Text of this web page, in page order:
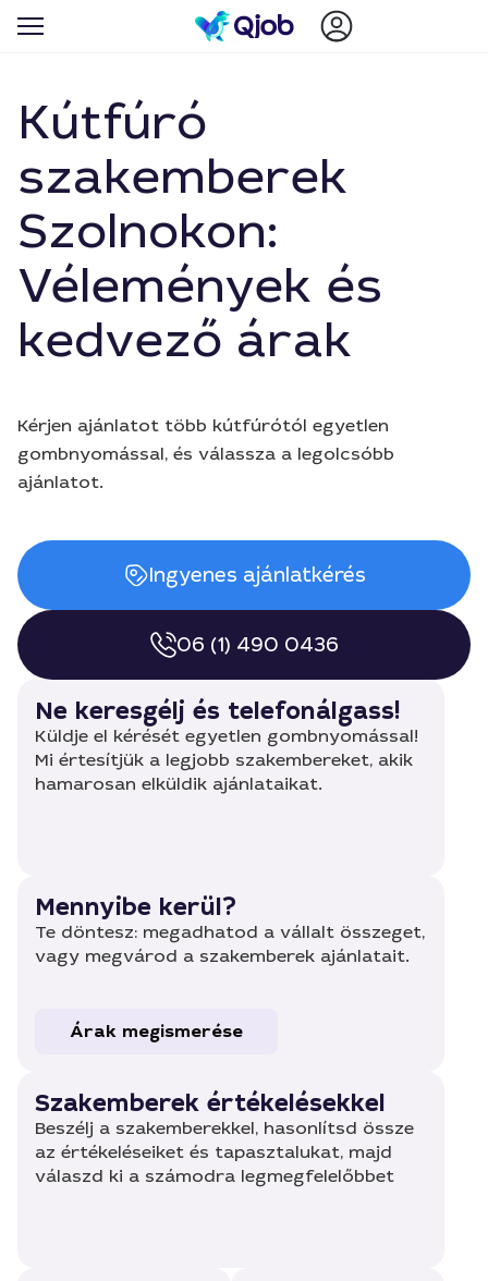
Kútfúró
szakemberek
Szolnokon:
Vélemények és
kedvező árak
Kérjen ajánlatot több kútfúrótól egyetlen
gombnyomással, és válassza a legolcsóbb
ajánlatot.
Ingyenes ajánlatkérés
06 (1) 490 0436
Ne keresgélj és telefonálgass!
Küldje el kérését egyetlen gombnyomással!
Mi értesítjük a legjobb szakembereket, akik
hamarosan elküldik ajánlataikat.
Mennyibe kerül?
Te döntesz: megadhatod a vállalt összeget,
vagy megvárod a szakemberek ajánlatait.
Árak megismerése
Szakemberek értékelésekkel
Beszélj a szakemberekkel, hasonlítsd össze
az értékeléseiket és tapasztalukat, majd
válaszd ki a számodra legmegfelelőbbet